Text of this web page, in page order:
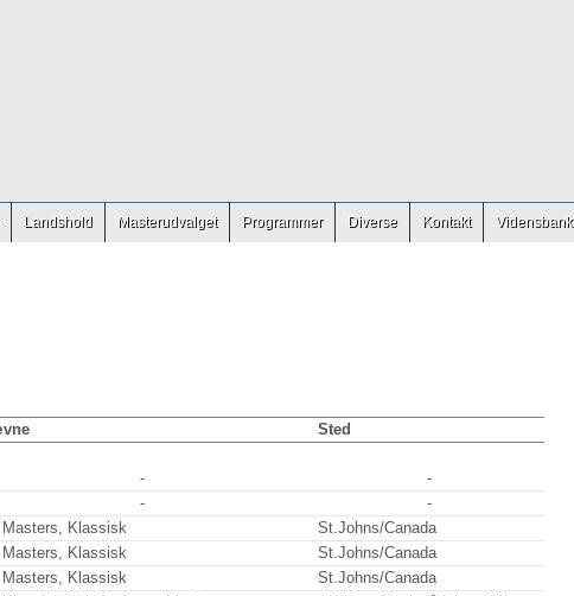
Landshold Masterudvalget Programmer Diverse Kontakt Vidensbank
Sted
-
-
-
-
Klassisk
St.Johns/Canada
Klassisk
St.Johns/Canada
Klassisk
St.Johns/Canada